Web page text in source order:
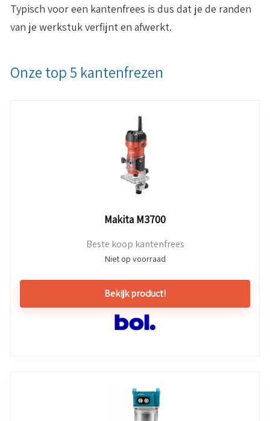
Typisch voor een kantenfrees is dus dat je de randen
van je werkstuk verfijnt en afwerkt.
Onze top 5 kantenfrezen
Makita M3700
Beste koop kantenfrees
Niet op voorraad
Bekijk product!